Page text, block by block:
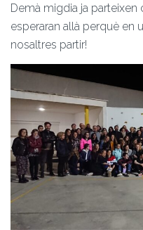
Demà migdia ja parteixen
esperaran allà perquè en
nosaltres partir!